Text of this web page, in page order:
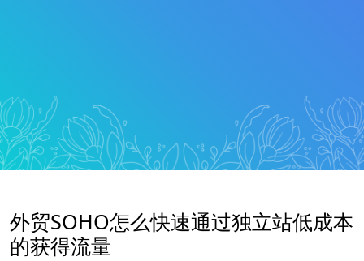
外贸SOHO怎么快速通过独立站低成本
的获得流量